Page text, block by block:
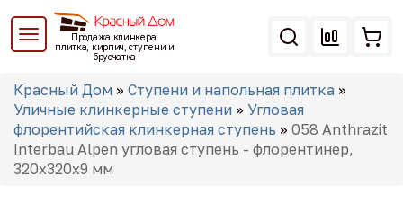
Перейти
основному
Продажа клинкера:
плитка, кирпич, ступени и
брусчатка
Вы
здесь
Красный Дом » Ступени и напольная плитка »
Уличные клинкерные ступени » Угловая
флорентийская клинкерная ступень » 058 Anthrazit
Interbau Alpen угловая ступень - флорентинер,
320x320x9 мм